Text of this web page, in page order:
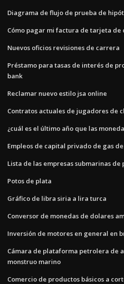
Diagrama de flujo de prueba de
Cómo pagar mi factura de tarjeta
Nuevos oficios revisiones de carrera
Préstamo para tasas de interés de
bank
Reclamar nuevo estilo jsa online
Contratos actuales de jugadores de
¿cuál es el último año que las
Empleos de capital privado de gas
Lista de las empresas submarinas
Potos de plata
Gráfico de libra siria a lira turca
Conversor de monedas de dolares
Inversión de motores en general en
Cámara de plataforma petrolera de
monstruo marino
Comercio de productos básicos a